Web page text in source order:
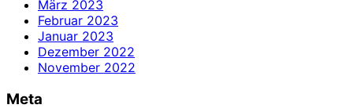
März 2023
Februar 2023
Januar 2023
Dezember 2022
November 2022
Meta